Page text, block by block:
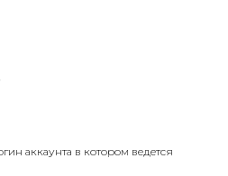
аккаунта в котором ведется